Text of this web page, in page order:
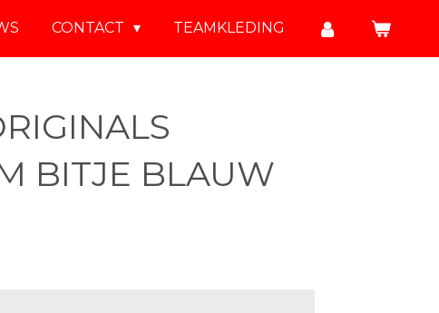
CONTACT TEAMKLEDING
BITJE BLAUW